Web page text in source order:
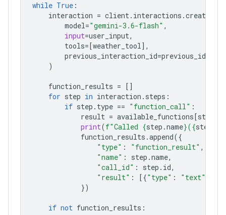
while True :
interaction = client. interactions .create
model="gemini-3.6-flash" ,
input=user_input,
tools=[weather_tool],
previous_interaction_id=previous_id
)
function_results = []
for step in interaction . steps :
if step . type == "function_call" :
result = available_functions[step
print(f"Called {step .name}({step
function_results .append({
"type" : "function_result" ,
"name" : step .name,
"call_id" : step . id,
"result" : [{"type" : "text"
})
if not function_results :